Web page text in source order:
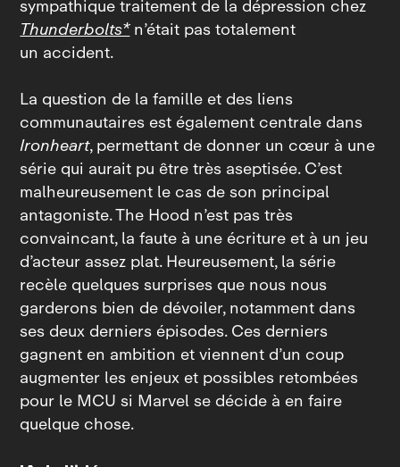
sympathique traitement de la dépression chez
Thunderbolts*n’était pas totalement
un accident.
La question de la famille et des liens
communautaires est également centrale dans
Ironheart, permettant de donner un cœur à une
série qui aurait pu être très aseptisée. C’est
malheureusement le cas de son principal
antagoniste. The Hood n’est pas très
convaincant, la faute à une écriture et à un jeu
d’acteur assez plat. Heureusement, la série
recèle quelques surprises que nous nous
garderons bien de dévoiler, notamment dans
ses deux derniers épisodes. Ces derniers
gagnent en ambition et viennent d’un coup
augmenter les enjeux et possibles retombées
pour le MCU si Marvel se décide à en faire
quelque chose.